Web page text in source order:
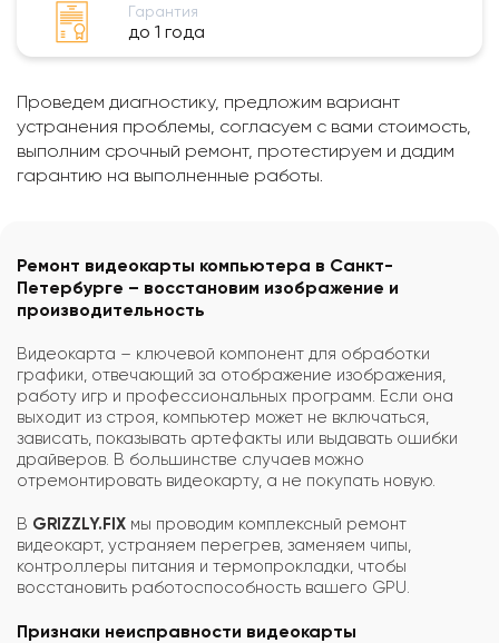
Гарантия
до 1 года
Проведем диагностику, предложим вариант
устранения проблемы, согласуем с вами стоимость,
выполним срочный ремонт, протестируем и дадим
гарантию на выполненные работы.
Ремонт видеокарты компьютера в Санкт-
Петербурге – восстановим изображение и
производительность
Видеокарта – ключевой компонент для обработки
графики, отвечающий за отображение изображения,
работу игр и профессиональных программ. Если она
выходит из строя, компьютер может не включаться,
зависать, показывать артефакты или выдавать ошибки
драйверов. В большинстве случаев можно
отремонтировать видеокарту, а не покупать новую.
В GRIZZLY.FIX мы проводим комплексный ремонт
видеокарт, устраняем перегрев, заменяем чипы,
контроллеры питания и термопрокладки, чтобы
восстановить работоспособность вашего GPU.
Признаки неисправности видеокарты